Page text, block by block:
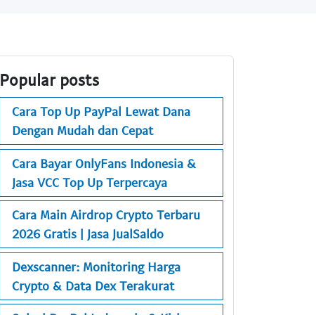
Popular posts
Cara Top Up PayPal Lewat Dana
Dengan Mudah dan Cepat
Cara Bayar OnlyFans Indonesia &
Jasa VCC Top Up Terpercaya
Cara Main Airdrop Crypto Terbaru
2026 Gratis | Jasa JualSaldo
Dexscanner: Monitoring Harga
Crypto & Data Dex Terakurat